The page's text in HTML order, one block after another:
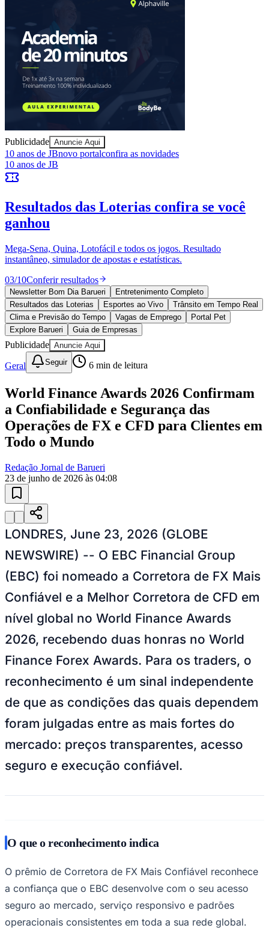
Juventude
Ceará
Publicidade Anuncie Aqui
10 anos de JBnovo portalconfira as novidades
10 anos de JB
Resultados das Loterias confira se você
ganhou
Mega-Sena, Quina, Lotofácil e todos os jogos. Resultado
instantâneo, simulador de apostas e estatísticas.
03/10Conferir resultados
Newsletter Bom Dia Barueri
Entretenimento Completo
Resultados das Loterias
Esportes ao Vivo
Trânsito em Tempo Real
Clima e Previsão do Tempo
Vagas de Emprego
Portal Pet
Explore Barueri
Guia de Empresas
Publicidade Anuncie Aqui
Geral Seguir 6 min de leitura
World Finance Awards 2026 Confirmam
a Confiabilidade e Segurança das
Operações de FX e CFD para Clientes em
Todo o Mundo
Redação Jornal de Barueri
23 de junho de 2026 às 04:08
LONDRES, June 23, 2026 (GLOBE
NEWSWIRE) -- O EBC Financial Group
(EBC) foi nomeado a Corretora de FX Mais
Confiável e a Melhor Corretora de CFD em
nível global no World Finance Awards
2026, recebendo duas honras no World
Finance Forex Awards. Para os traders, o
reconhecimento é um sinal independente
de que as condições das quais dependem
foram julgadas entre as mais fortes do
mercado: preços transparentes, acesso
seguro e execução confiável.
O que o reconhecimento indica
O prêmio de Corretora de FX Mais Confiável reconhece
a confiança que o EBC desenvolve com o seu acesso
seguro ao mercado, serviço responsivo e padrões
operacionais consistentes em toda a sua rede global.